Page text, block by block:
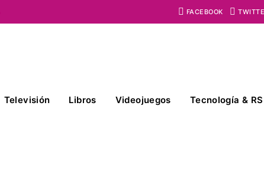
FACEBOOK
Televisión Libros Videojuegos Tecnología & RS